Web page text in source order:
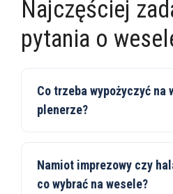
Najczęściej
pytania o
Co trzeba wypożyczyć na
plenerze?
Namiot imprezowy czy
co wybrać na wesele?